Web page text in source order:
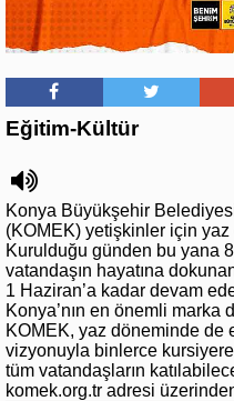
Eğitim-Kültür
Konya Büyükşehir
(KOMEK) yetişkinler için yaz
Kurulduğu günden bu yana
vatandaşın hayatına
1 Haziran’a kadar devam
Konya’nın en önemli
KOMEK, yaz döneminde de
vizyonuyla binlerce kursiyere
tüm vatandaşların
komek.org.tr adresi